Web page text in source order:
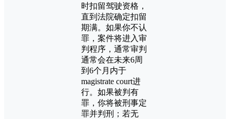
时扣留驾驶资格，
直到法院确定扣留
期满。如果你不认
罪，案件将进入审
判程序，通常审判
通常会在未来6周
到6个月内于
magistrate court进
行。如果被判有
罪，你将被刑事定
罪并判刑；若无